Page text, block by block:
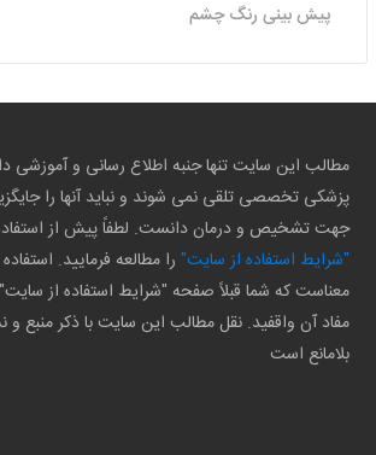
پیش بینی رنگ چشم
مطالب این سایت تنها جنبه اطلاع رسانی و آموزشی
پزشکی تخصصی تلقی نمی شوند و نباید آنها را
جهت تشخیص و درمان دانست. لطفاً پیش از
"شرایط استفاده از سایت" را مطالعه فرمایید.
معناست که شما قبلاً صفحه "شرایط استفاده از سایت"
مفاد آن واقفید. نقل مطالب این سایت با ذکر منبع و
بلامانع است